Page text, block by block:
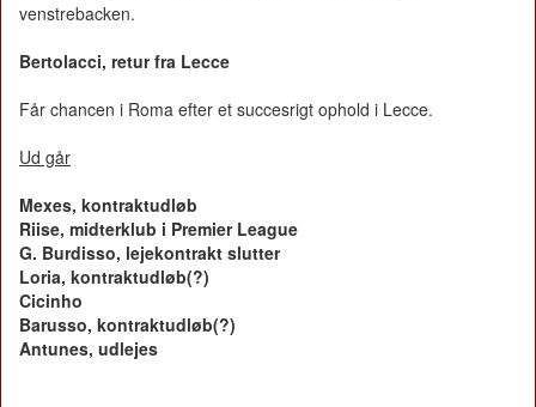
venstrebacken.
Bertolacci, retur fra Lecce
Får chancen i Roma efter et succesrigt ophold i Lecce.
Ud går
Mexes, kontraktudløb
Riise, midterklub i Premier League
G. Burdisso, lejekontrakt slutter
Loria, kontraktudløb(?)
Cicinho
Barusso, kontraktudløb(?)
Antunes, udlejes